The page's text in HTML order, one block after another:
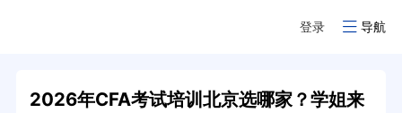
登录 导航
2026年CFA考试培训北京选哪家？学姐来